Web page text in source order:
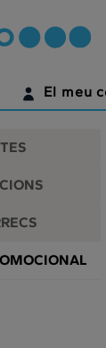
El meu
TENS UN